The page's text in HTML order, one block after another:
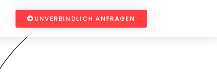
UNVERBINDLICH ANFRAGEN